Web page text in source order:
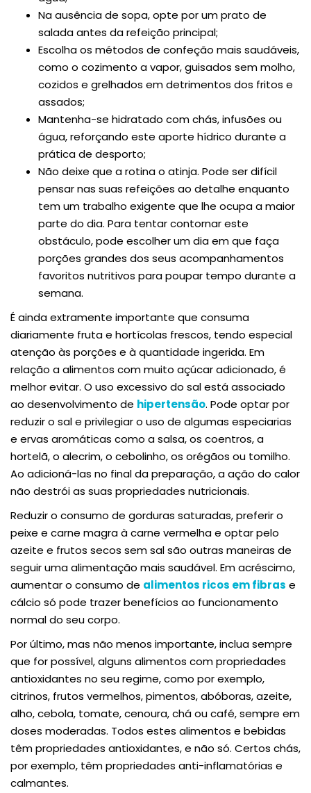
Na ausência de sopa, opte por um prato de
salada antes da refeição principal;
Escolha os métodos de confeção mais saudáveis,
como o cozimento a vapor, guisados sem molho,
cozidos e grelhados em detrimentos dos fritos e
assados;
Mantenha-se hidratado com chás, infusões ou
água, reforçando este aporte hídrico durante a
prática de desporto;
Não deixe que a rotina o atinja. Pode ser difícil
pensar nas suas refeições ao detalhe enquanto
tem um trabalho exigente que lhe ocupa a maior
parte do dia. Para tentar contornar este
obstáculo, pode escolher um dia em que faça
porções grandes dos seus acompanhamentos
favoritos nutritivos para poupar tempo durante a
semana.
É ainda extramente importante que consuma
diariamente fruta e hortícolas frescos, tendo especial
atenção às porções e à quantidade ingerida. Em
relação a alimentos com muito açúcar adicionado, é
melhor evitar. O uso excessivo do sal está associado
ao desenvolvimento de hipertensão. Pode optar por
reduzir o sal e privilegiar o uso de algumas especiarias
e ervas aromáticas como a salsa, os coentros, a
hortelã, o alecrim, o cebolinho, os orégãos ou tomilho.
Ao adicioná-las no final da preparação, a ação do calor
não destrói as suas propriedades nutricionais.
Reduzir o consumo de gorduras saturadas, preferir o
peixe e carne magra à carne vermelha e optar pelo
azeite e frutos secos sem sal são outras maneiras de
seguir uma alimentação mais saudável. Em acréscimo,
aumentar o consumo de alimentos ricos em fibras e
cálcio só pode trazer benefícios ao funcionamento
normal do seu corpo.
Por último, mas não menos importante, inclua sempre
que for possível, alguns alimentos com propriedades
antioxidantes no seu regime, como por exemplo,
citrinos, frutos vermelhos, pimentos, abóboras, azeite,
alho, cebola, tomate, cenoura, chá ou café, sempre em
doses moderadas. Todos estes alimentos e bebidas
têm propriedades antioxidantes, e não só. Certos chás,
por exemplo, têm propriedades anti-inflamatórias e
calmantes.